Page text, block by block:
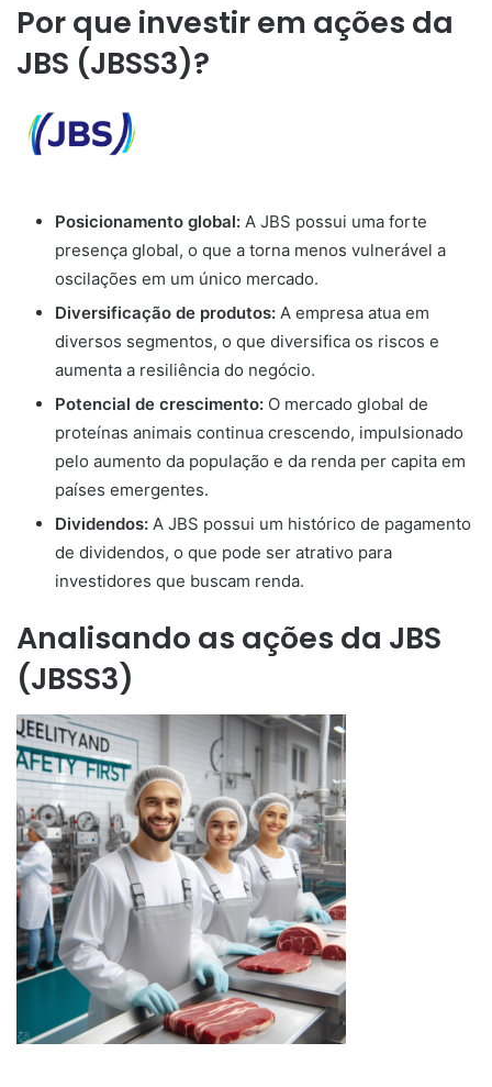
Por que investir em ações da
JBS (JBSS3)?
Posicionamento global: A JBS possui uma forte
presença global, o que a torna menos vulnerável a
oscilações em um único mercado.
Diversificação de produtos: A empresa atua em
diversos segmentos, o que diversifica os riscos e
aumenta a resiliência do negócio.
Potencial de crescimento: O mercado global de
proteínas animais continua crescendo, impulsionado
pelo aumento da população e da renda per capita em
países emergentes.
Dividendos: A JBS possui um histórico de pagamento
de dividendos, o que pode ser atrativo para
investidores que buscam renda.
Analisando as ações da JBS
(JBSS3)